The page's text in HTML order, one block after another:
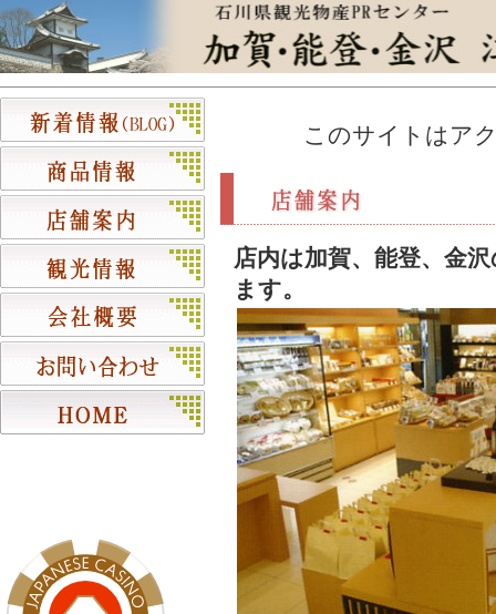
このサイトはア
店内は加賀、能登、金
ます。